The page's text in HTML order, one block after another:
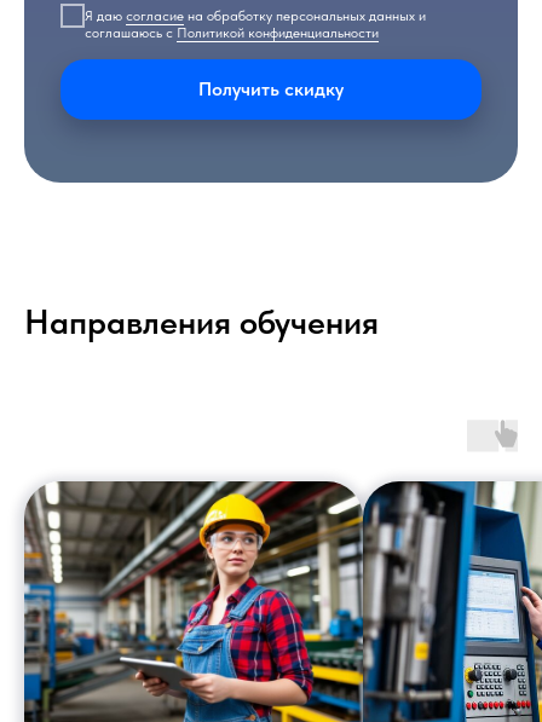
Я даю согласие на обработку персональных данных и
соглашаюсь с Политикой конфиденциальности
Получить скидку
Направления обучения